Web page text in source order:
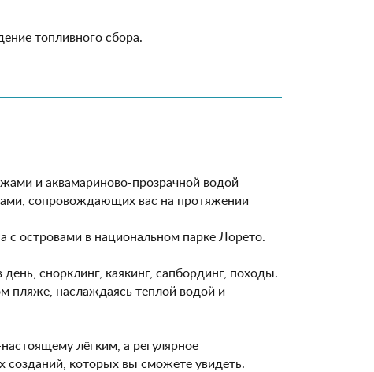
топливного сбора.
и аквамариново-прозрачной водой
сопровождающих вас на протяжении
островами в национальном парке Лорето.
снорклинг, каякинг, сапбординг, походы.
пляже, наслаждаясь тёплой водой и
лёгким, а регулярное
созданий, которых вы сможете увидеть.